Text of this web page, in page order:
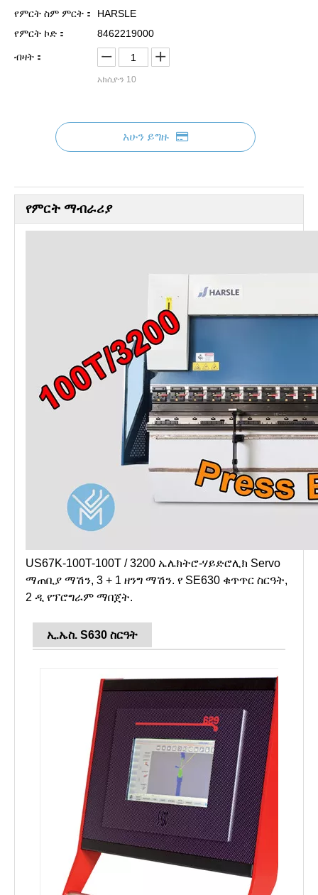
የምርት ስም ምርት：
HARSLE
የምርት ኮድ：
8462219000
ብዛት：
አክሲዮን 10
አሁን ይግዙ
የምርት ማብራሪያ
US67K-100T-100T / 3200 ኤሌክትሮ-ሃይድሮሊክ Servo
ማጠቢያ ማሽን, 3 + 1 ዘንግ ማሽን. የ SE630 ቁጥጥር ስርዓት,
2 ዲ የፕሮግራም ማበጀት.
ኢ.ኤስ. S630 ስርዓት